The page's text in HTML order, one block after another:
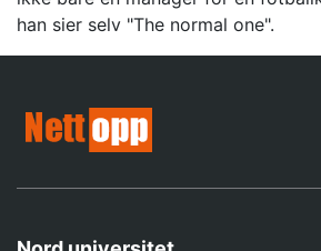
han sier selv "The normal one".